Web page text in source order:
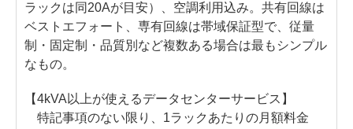
ラックは同20Aが目安）、空調利用込み。共有回線は
ベストエフォート、専有回線は帯域保証型で、従量
制・固定制・品質別など複数ある場合は最もシンプル
なもの。
【4kVA以上が使えるデータセンターサービス】
特記事項のない限り、1ラックあたりの月額料金